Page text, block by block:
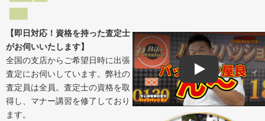
Play
【即日対応！資格を持った査定士
がお伺いいたします】
全国の支店からご希望日時に出張
査定にお伺いしています。弊社の
査定員は全員。査定士の資格を取
得し、マナー講習を修了しており
ます。